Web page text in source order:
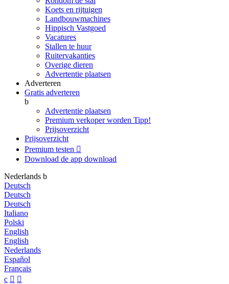
Koets en rijtuigen
Landbouwmachines
Hippisch Vastgoed
Vacatures
Stallen te huur
Ruitervakanties
Overige dieren
Advertentie plaatsen
Adverteren
Gratis adverteren
b
Advertentie plaatsen
Premium verkoper worden Tipp!
Prijsoverzicht
Prijsoverzicht
Premium testen 
Download de app download
Nederlands b
Deutsch
Deutsch
Deutsch
Italiano
Polski
English
English
Nederlands
Español
Français
c  